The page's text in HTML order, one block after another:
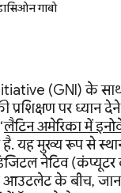
गाबो
(GNI) के साथ
पर ध्यान
लैटिन अमेरिका में
है. यह मुख्य रूप से
नेटिव
आउटलेट के बीच,